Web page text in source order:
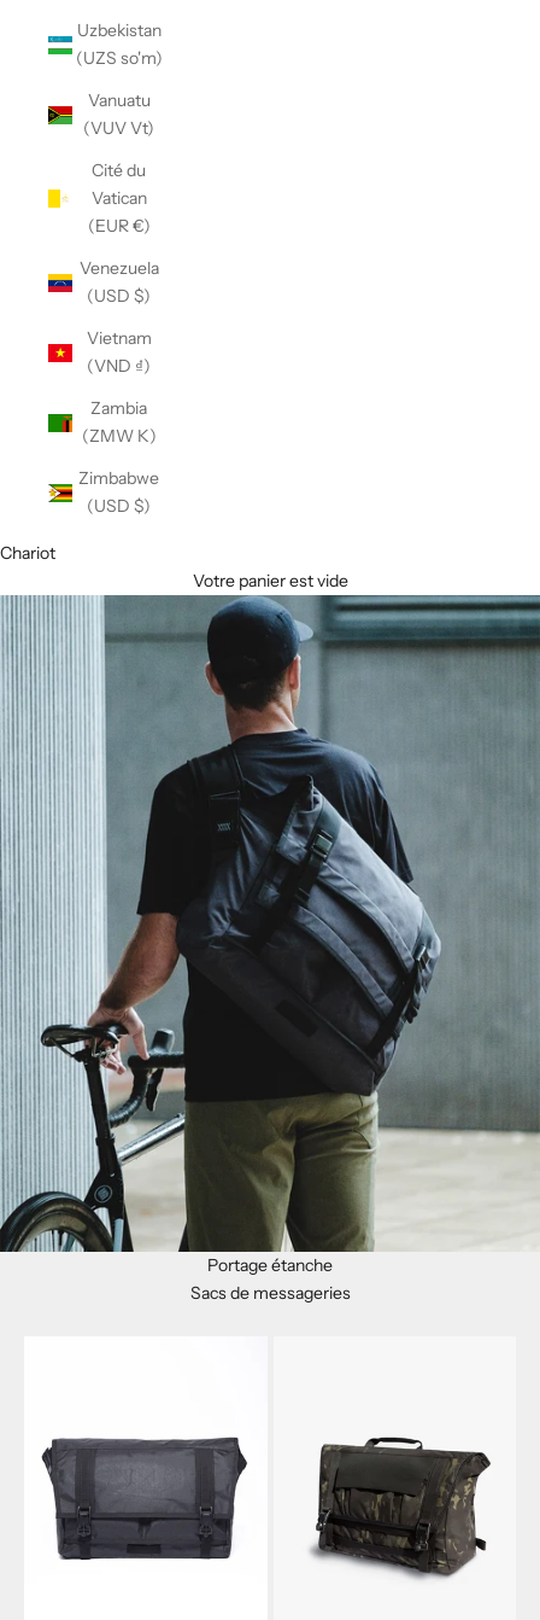
Uzbekistan
(UZS so'm)
Vanuatu
(VUV Vt)
Cité du
Vatican
(EUR €)
Venezuela
(USD $)
Vietnam
(VND ₫)
Zambia
(ZMW K)
Zimbabwe
(USD $)
Chariot
Votre panier est vide
Portage étanche
Sacs de messageries